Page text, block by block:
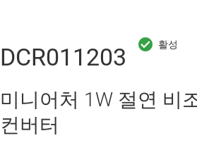
DCR011203
미니어처 1W 절연 비
컨버터